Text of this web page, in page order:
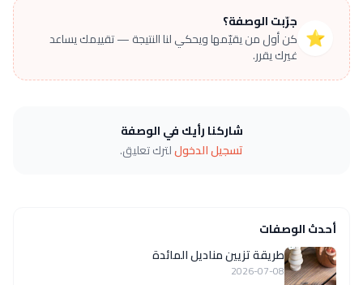
⭐
جرّبت الوصفة؟
كن أول من يقيّمها ويحكي لنا النتيجة — تقييمك يساعد
غيرك يقرر.
شاركنا رأيك في الوصفة
تسجيل الدخوللترك تعليق.
أحدث الوصفات
طريقة تزيين مناديل المائدة
2026-07-08